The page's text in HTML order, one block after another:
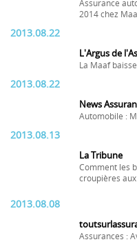
Assurance
2014 chez
2013.08.22
L'Argus de
La Maaf
2013.08.22
News
Automobile :
2013.08.13
La Tribune
Comment les
croupières
2013.08.08
Assurances :